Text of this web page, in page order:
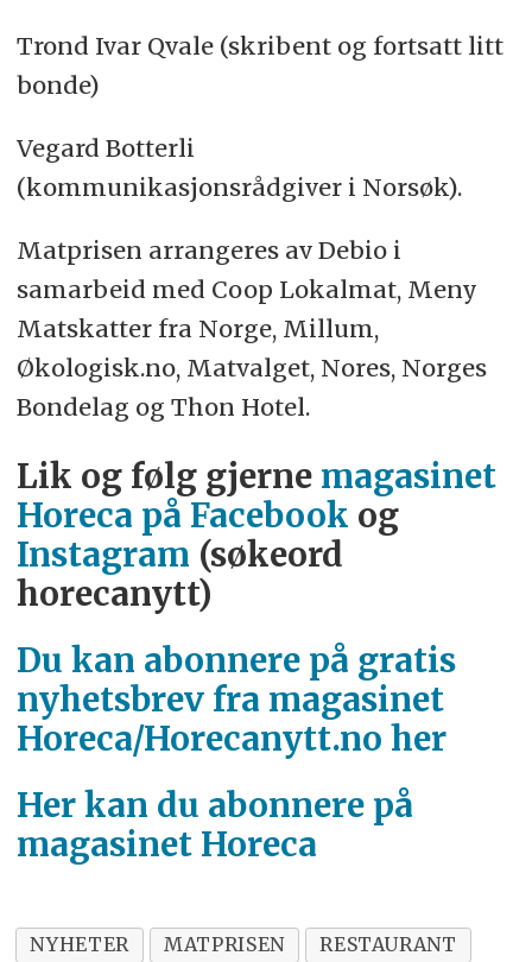
Trond Ivar Qvale (skribent og fortsatt litt
bonde)
Vegard Botterli
(kommunikasjonsrådgiver i Norsøk).
Matprisen arrangeres av Debio i
samarbeid med Coop Lokalmat, Meny
Matskatter fra Norge, Millum,
Økologisk.no, Matvalget, Nores, Norges
Bondelag og Thon Hotel.
Lik og følg gjerne magasinet
Horeca på Facebook og
Instagram (søkeord
horecanytt)
Du kan abonnere på gratis
nyhetsbrev fra magasinet
Horeca/Horecanytt.no her
Her kan du abonnere på
magasinet Horeca
NYHETER MATPRISEN RESTAURANT